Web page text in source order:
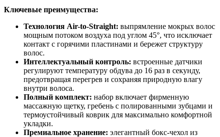
Ключевые преимущества:
Технология Air-to-Straight: выпрямление мокрых волос
мощным потоком воздуха под углом 45°, что исключает
контакт с горячими пластинами и бережет структуру
волос.
Интеллектуальный контроль: встроенные датчики
регулируют температуру обдува до 16 раз в секунду,
предотвращая перегрев и сохраняя природную влагу
внутри волоса.
Полный комплект: набор включает фирменную
массажную щетку, гребень с полированными зубцами и
термоустойчивый коврик для максимально комфортной
укладки.
Премиальное хранение: элегантный бокс-чехол из